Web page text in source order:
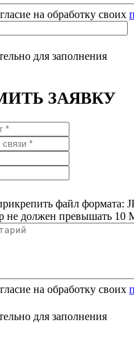
на обработку своих
для заполнения
ЗАЯВКУ
файл формата:
не должен превышать 10
на обработку своих
для заполнения